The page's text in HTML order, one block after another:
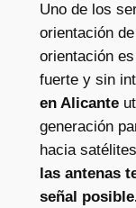
Uno de los
orientación
orientación
fuerte y sin
en Alicante
generación
hacia
las antenas
señal